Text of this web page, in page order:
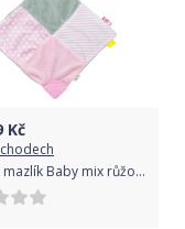
Kč
Plyšový mazlík Baby mix růžový pejsek